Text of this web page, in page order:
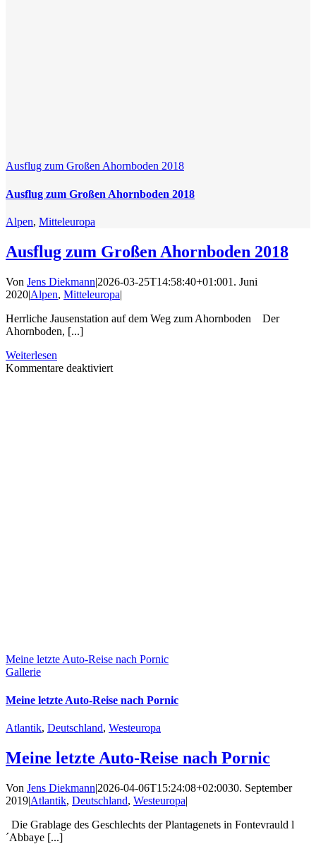
Ausflug zum Großen Ahornboden 2018
Ausflug zum Großen Ahornboden 2018
Alpen, Mitteleuropa
Ausflug zum Großen Ahornboden 2018
Von Jens Diekmann|2026-03-25T14:58:40+01:001. Juni
2020|Alpen, Mitteleuropa|
Herrliche Jausenstation auf dem Weg zum Ahornboden Der
Ahornboden, [...]
Weiterlesen
Kommentare deaktiviertfür
Meine letzte Auto-Reise nach Pornic
Gallerie
Meine letzte Auto-Reise nach Pornic
Atlantik, Deutschland, Westeuropa
Meine letzte Auto-Reise nach Pornic
Von Jens Diekmann|2026-04-06T15:24:08+02:0030. September
2019|Atlantik, Deutschland, Westeuropa|
Die Grablage des Geschlechts der Plantagenets in Fontevrauld l
´Abbaye [...]